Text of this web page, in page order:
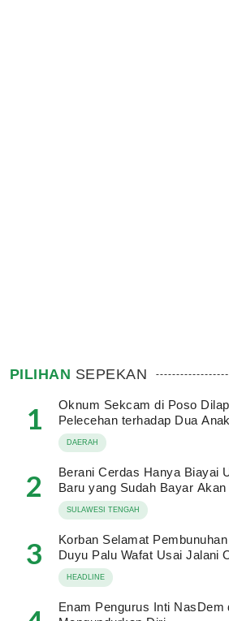
PILIHAN SEPEKAN
1
Oknum Sekcam di Poso
Pelecehan terhadap Dua
DAERAH
2
Berani Cerdas Hanya Biayai
Baru yang Sudah Bayar
SULAWESI TENGAH
3
Korban Selamat
Duyu Palu Wafat Usai Jalani
HEADLINE
Enam Pengurus Inti NasDem